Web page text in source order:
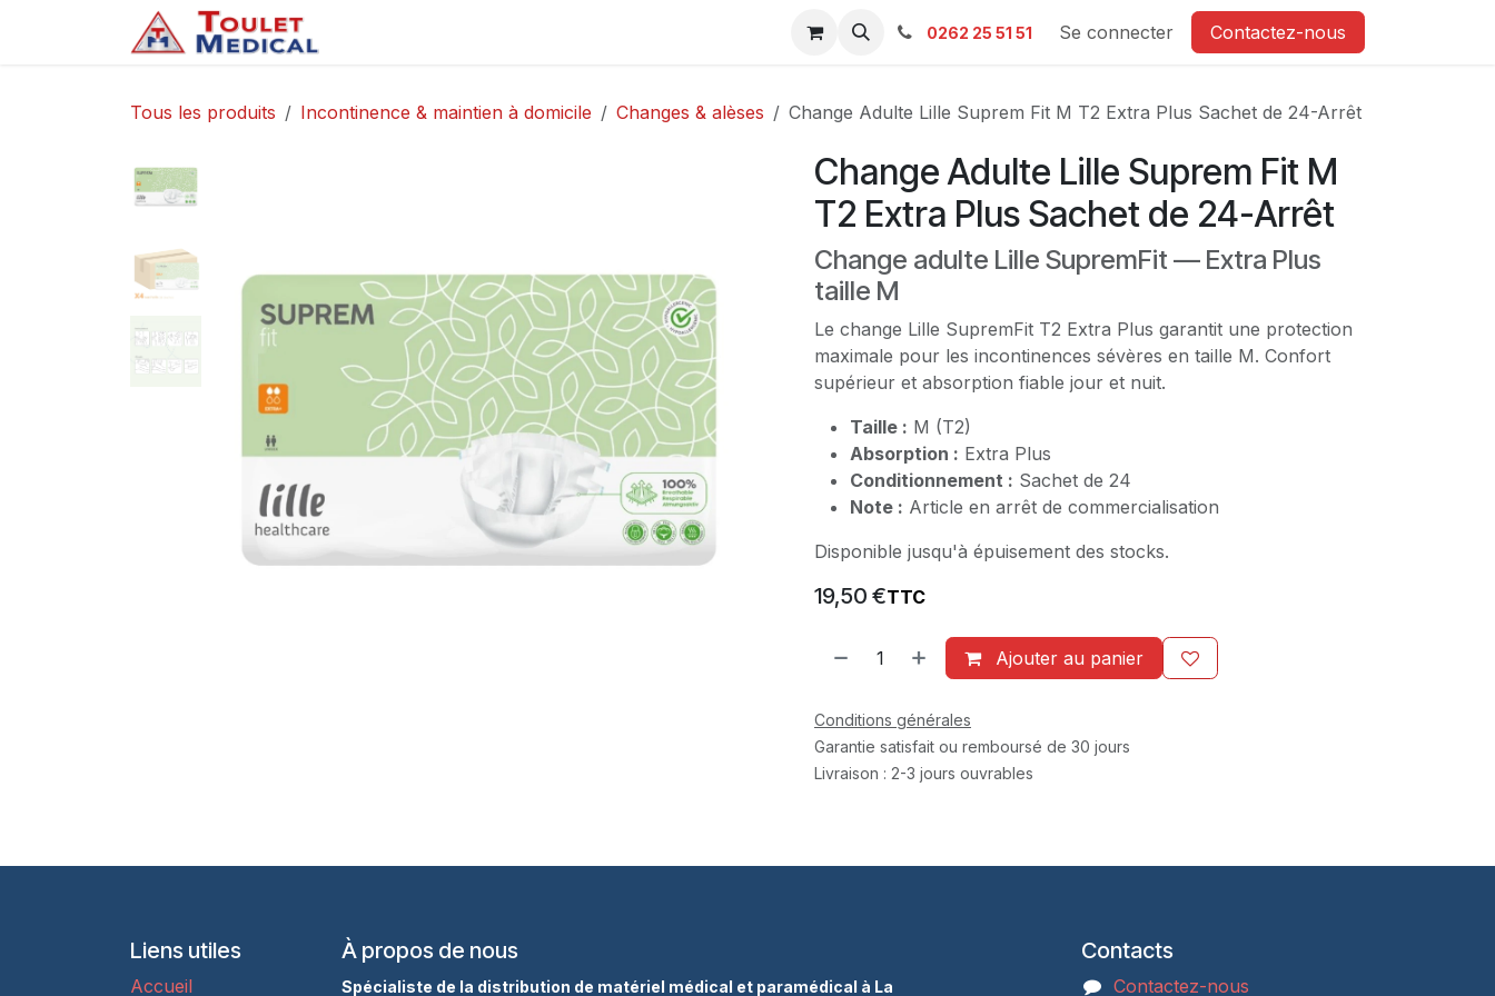
Se rendre au contenu
Contacts SAV Ambulance
0262 25 51 51 Se connecter Contactez-nous
Tous les produits Incontinence & maintien à domicile Changes & alèses Change Adulte Lille Suprem Fit M T2 Extra Plus Sachet de 24-Arrêt
Change Adulte Lille Suprem Fit M
T2 Extra Plus Sachet de 24-Arrêt
Change adulte Lille SupremFit — Extra Plus
taille M
Le change Lille SupremFit T2 Extra Plus garantit une protection
maximale pour les incontinences sévères en taille M. Confort
supérieur et absorption fiable jour et nuit.
Taille : M (T2)
Absorption : Extra Plus
Conditionnement : Sachet de 24
Note : Article en arrêt de commercialisation
Disponible jusqu'à épuisement des stocks.
19,50 €TTC
Ajouter au panier
Conditions générales
Garantie satisfait ou remboursé de 30 jours
Livraison : 2-3 jours ouvrables
Liens utiles
Accueil
À propos de nous
Spécialiste de la distribution de matériel médical et paramédical à La
Contacts
Contactez-nous